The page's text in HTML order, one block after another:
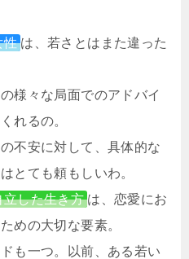
性 は、若さとはまた違った
様々な局面でのアドバイ
れるの。
不安に対して、具体的な
とても頼もしいわ。
立した生き方 は、恋愛にお
めの大切な要素。
も一つ。以前、ある若い